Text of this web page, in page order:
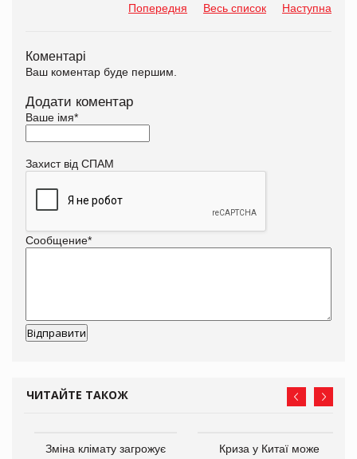
Попередня Весь список Наступна
Коментарі
Ваш коментар буде першим.
Додати коментар
Ваше імя*
Захист від СПАМ
Сообщение*
ЧИТАЙТЕ ТАКОЖ
Зміна клімату загрожує
Криза у Китаї може